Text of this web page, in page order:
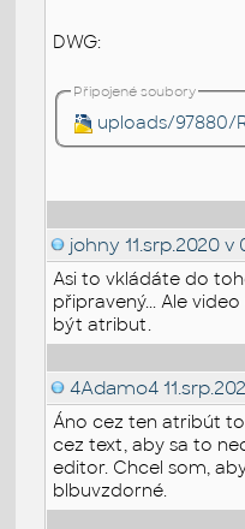
DWG:
Připojené soubory
uploads/97880/
johny 11.srp.2020 v
Asi to vkládáte do
připravený... Ale
být atribut.
4Adamo4
Áno cez ten atribút
cez text, aby sa to
editor. Chcel som,
blbuvzdorné.